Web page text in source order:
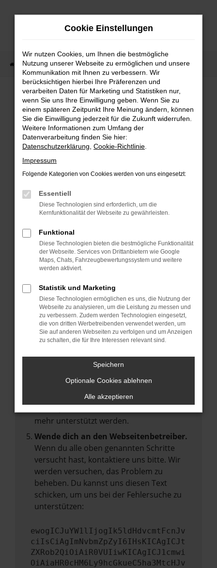
Zum
Startseite Fahrzeugangebote Fahrzeug-Showroom
Fehler: Network Error
Beim Laden ist ein Fehler aufgetreten.
Hier sind ein paar Tipps, die dir helfen können:
Internetverbindung.
Laden andere Webseiten, zum Beispiel
Prüfe deine Browsererweiterungen.
Manche Erweiterungen, wie Werbeblocker,
können das Laden bestimmter Seiten
verhindern. Funktioniert die Seite in einem
anderen Browser oder in einem privaten
Fenster?
Starte dein Gerät neu.
Das kann manchmal helfen,
vorübergehende Probleme zu beheben.
Betriebssystem auf dem neuesten Stand
Veraltete Software birgt nicht nur ein
Sicherheitsrisiko, sondern kann auch dazu
mehr unterstützt werden.
Wende dich an den Webseitenbetreiber.
Wenn du alle oben genannten Schritte
versucht hast, kontaktiere uns bitte. Wir
werden versuchen, das Problem zu
beheben. Du kannst uns diesen Text
schicken, um uns bei der Fehlersuche zu
unterstützen:
ewogICJuYW1lIjogIk5ldHdvcmtFcnJv
ciIsCiAgImNvbmZpZyI6IHsKICAgICJt
ZXRob2QiOiAiR0VUIiwKICAgICJ1cmwi
OiAiaHR0cHM6Ly9hcGkueC5ha3MtcHJv
Cookie Einstellungen
Wir nutzen Cookies, um Ihnen die bestmögliche
Nutzung unserer Webseite zu ermöglichen und unsere
Kommunikation mit Ihnen zu verbessern. Wir
berücksichtigen hierbei Ihre Präferenzen und
verarbeiten Daten für Marketing und Statistiken nur,
wenn Sie uns Ihre Einwilligung geben. Wenn Sie zu
einem späteren Zeitpunkt Ihre Meinung ändern, können
Sie die Einwilligung jederzeit für die Zukunft widerrufen.
Weitere Informationen zum Umfang der
Datenverarbeitung finden Sie hier:
Datenschutzerklärung Cookie-Richtlinie
Impressum
Folgende Kategorien von Cookies werden von uns eingesetzt:
Essentiell
Diese Technologien sind erforderlich, um die
Kernfunktionalität der Webseite zu gewährleisten.
Funktional
Diese Technologien bieten die bestmögliche Funktionalität
der Webseite. Services von Drittanbietern wie Google
Maps, Chats, Fahrzeugbewertungssystem und weitere
werden aktiviert.
Statistik und Marketing
Diese Technologien ermöglichen es uns, die Nutzung der
Webseite zu analysieren, um die Leistung zu messen und
zu verbessern. Zudem werden Technologien eingesetzt,
die von dritten Werbetreibenden verwendet werden, um
Sie auf anderen Webseiten zu verfolgen und um Anzeigen
zu schalten, die für Ihre Interessen relevant sind.
Speichern
Optionale Cookies ablehnen
Alle akzeptieren